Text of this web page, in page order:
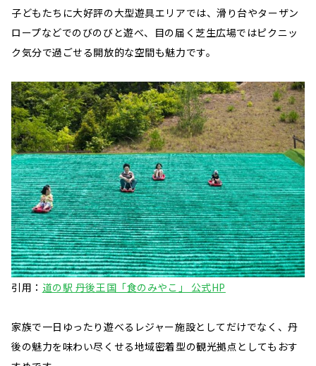
子どもたちに大好評の大型遊具エリアでは、滑り台やターザン
ロープなどでのびのびと遊べ、目の届く芝生広場ではピクニッ
ク気分で過ごせる開放的な空間も魅力です。
引用： 道の駅 丹後王国「食のみやこ」 公式HP
家族で一日ゆったり遊べるレジャー施設としてだけでなく、丹
後の魅力を味わい尽くせる地域密着型の観光拠点としてもおす